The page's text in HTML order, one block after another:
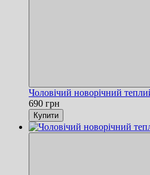
Чоловічий новорічний
690 грн
Купити